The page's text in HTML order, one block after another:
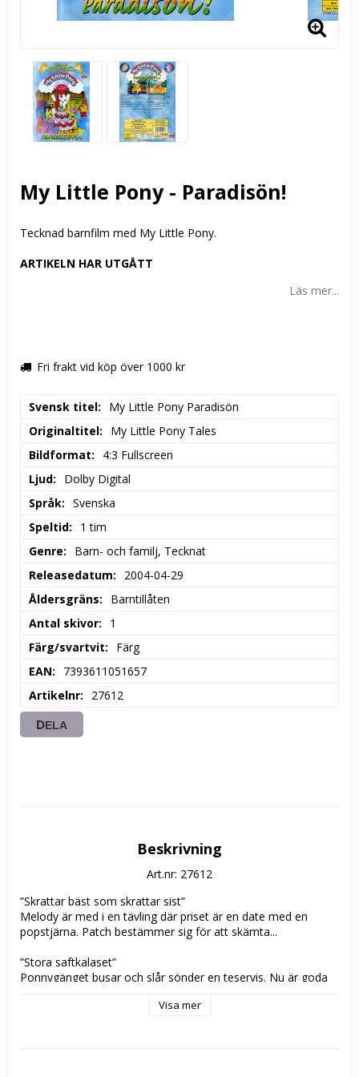
My Little Pony - Paradisön!
Tecknad barnfilm med My Little Pony.
ARTIKELN HAR UTGÅTT
Läs mer...
Fri frakt vid köp över 1000 kr
Svensk titel
My Little Pony Paradisön
Originaltitel
My Little Pony Tales
Bildformat
4:3 Fullscreen
Ljud
Dolby Digital
Språk
Svenska
Speltid
1 tim
Genre
Barn- och familj, Tecknat
Releasedatum
2004-04-29
Åldersgräns
Barntillåten
Antal skivor
1
Färg/svartvit
Färg
EAN
7393611051657
Artikelnr
27612
DELA
Beskrivning
Art.nr: 27612
”Skrattar bäst som skrattar sist”
Melody är med i en tävling där priset är en date med en
popstjärna. Patch bestämmer sig för att skämta...
”Stora saftkalaset”
Ponnygänget busar och slår sönder en teservis. Nu är goda
Visa mer